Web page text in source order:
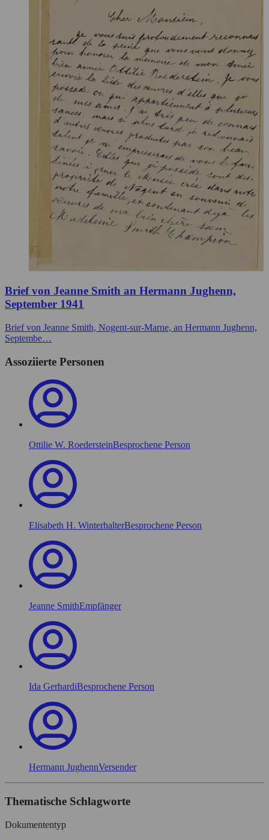
Brief von Jeanne Smith an Hermann Jughenn,
September 1941
Brief von Jeanne Smith, Nogent-sur-Marne, an Hermann Jughenn,
Septembe…
Assoziierte Personen
Ottilie W. RoedersteinBesprochene Person
Elisabeth H. WinterhalterBesprochene Person
Jeanne SmithEmpfänger
Ida GerhardiBesprochene Person
Hermann JughennVersender
Thematische Schlagworte
Dokumententyp